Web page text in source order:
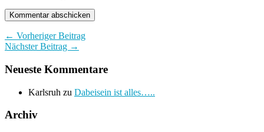
← Vorheriger Beitrag
Nächster Beitrag →
Neueste Kommentare
Karlsruh zu Dabeisein ist alles…..
Archiv